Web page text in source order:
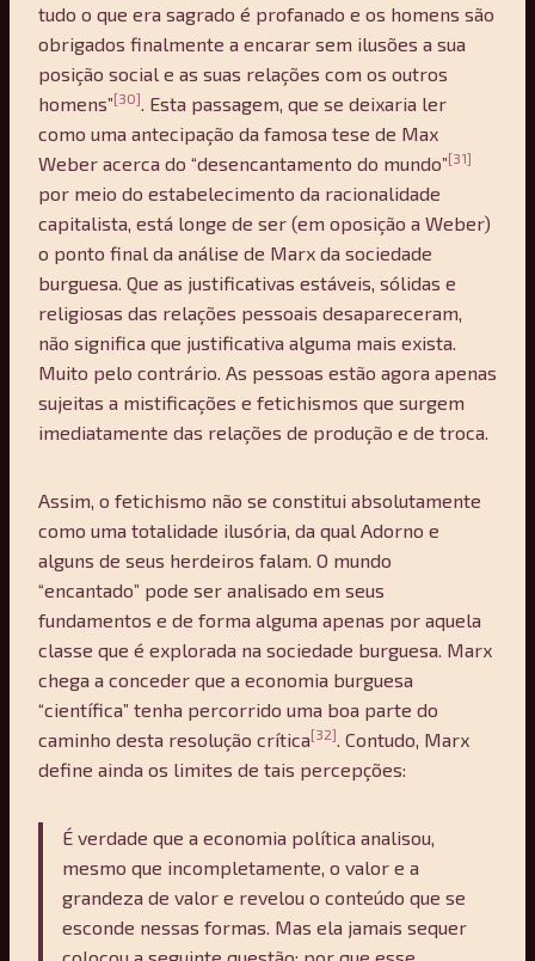
tudo o que era sagrado é profanado e os homens são
obrigados finalmente a encarar sem ilusões a sua
posição social e as suas relações com os outros
homens”[30]
. Esta passagem, que se deixaria ler
como uma antecipação da famosa tese de Max
Weber acerca do “desencantamento do mundo”[31]
por meio do estabelecimento da racionalidade
capitalista, está longe de ser (em oposição a Weber)
o ponto final da análise de Marx da sociedade
burguesa. Que as justificativas estáveis, sólidas e
religiosas das relações pessoais desapareceram,
não significa que justificativa alguma mais exista.
Muito pelo contrário. As pessoas estão agora apenas
sujeitas a mistificações e fetichismos que surgem
imediatamente das relações de produção e de troca.
Assim, o fetichismo não se constitui absolutamente
como uma totalidade ilusória, da qual Adorno e
alguns de seus herdeiros falam. O mundo
“encantado” pode ser analisado em seus
fundamentos e de forma alguma apenas por aquela
classe que é explorada na sociedade burguesa. Marx
chega a conceder que a economia burguesa
“científica” tenha percorrido uma boa parte do
caminho desta resolução crítica[32] . Contudo, Marx
define ainda os limites de tais percepções:
É verdade que a economia política analisou,
mesmo que incompletamente, o valor e a
grandeza de valor e revelou o conteúdo que se
esconde nessas formas. Mas ela jamais sequer